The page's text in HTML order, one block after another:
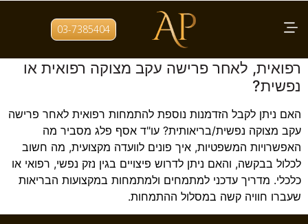
03-7385404 תגית: מצוקה נפשית בהתמחות
איך אפשר לקבל הזדמנות נוספת להתמחות
רפואית, לאחר פרישה עקב מצוקה רפואית או
נפשית?
האם ניתן לקבל הזדמנות נוספת להתמחות רפואית לאחר פרישה
עקב מצוקה נפשית/בריאותית? עו"ד אסף פלג מסביר מה
האפשרויות המשפטיות, איך פונים לוועדה מקצועית, מה חשוב
לכלול בבקשה, והאם ניתן לדרוש פיצויים בגין נזק נפשי, רפואי או
כלכלי. מדריך עדכני למתמחים ולמתמחות במקצועות הבריאות
שעברו חוויה קשה במסלול ההתמחות.